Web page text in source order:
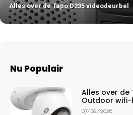
Alles over de Tapo D235 videodeurbel
Nu Populair
Alles over de
Outdoor
07/02/2026